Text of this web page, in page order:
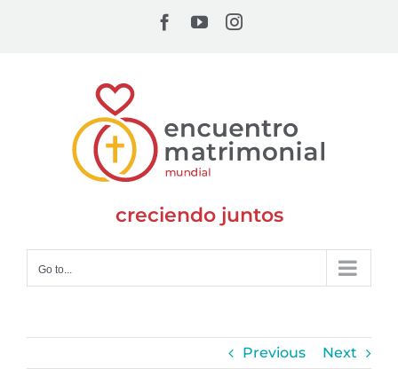
Facebook
YouTubeInstagram
creciendo juntos
Go to...
Previous Next